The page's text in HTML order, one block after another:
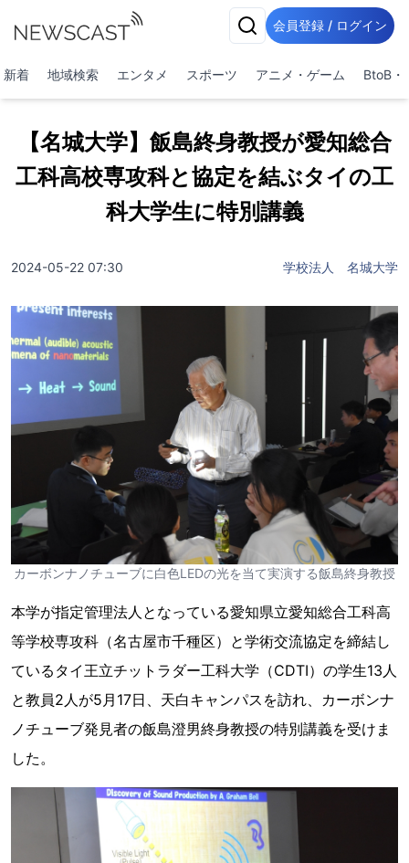
会員登録 / ログイン
新着 地域検索 エンタメ スポーツ アニメ・ゲーム BtoB・
【名城大学】飯島終身教授が愛知総合
工科高校専攻科と協定を結ぶタイの工
科大学生に特別講義
2024-05-22 07:30 学校法人 名城大学
カーボンナノチューブに白色LEDの光を当て実演する飯島終身教授
本学が指定管理法人となっている愛知県立愛知総合工科高
等学校専攻科（名古屋市千種区）と学術交流協定を締結し
ているタイ王立チットラダー工科大学（CDTI）の学生13人
と教員2人が5月17日、天白キャンパスを訪れ、カーボンナ
ノチューブ発見者の飯島澄男終身教授の特別講義を受けま
した。